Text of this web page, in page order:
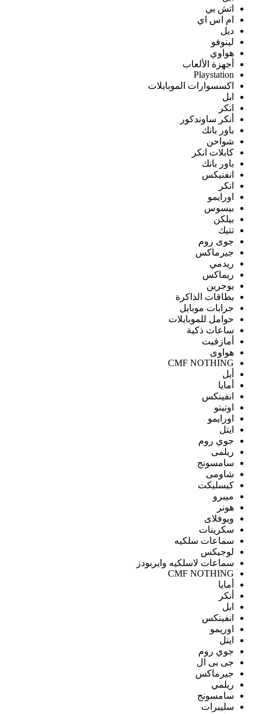
اتش بي
ام اس اي
ديل
لينوفو
هواوي
أجهزة الألعاب
Playstation
اكسسوارات الموبايلات
ابل
انكر
أنكر ساوندكور
باور بانك
شواحن
كابلات انكر
باور بانك
انفنيكس
انكر
اورايمو
بيسوس
بيلكن
تتيك
جوى روم
جيرماكس
ريدمي
ريماكس
يوجرين
بطاقات الذاكرة
جرابات موبايل
حوامل للموبايلات
ساعات ذكية
أمازفيت
هواوى
CMF NOTHING
أبل
أمايا
انفينكس
اوتيتو
اورايمو
ايتل
جوي روم
ريلمى
سامسونج
شاومى
كيسليكت
ميبرو
هونر
ويوفلاى
سكرينات
سماعات سلكيه
لوجيكس
سماعات لاسلكيه وايربودز
CMF NOTHING
أمايا
أنكر
ابل
انفينكس
اوريمو
ايتل
جوي روم
جى بى ال
جيرماكس
ريلمي
سامسونج
سليبرات